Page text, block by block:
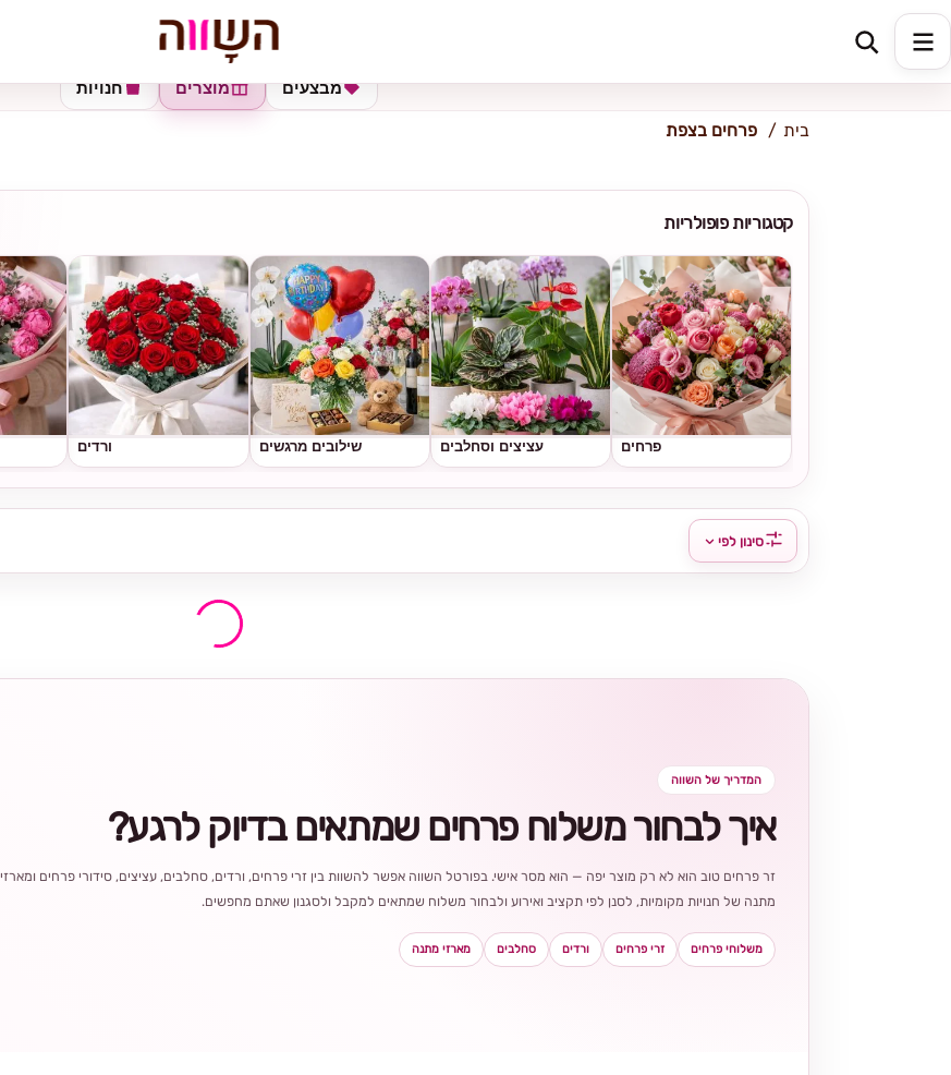
כתובת למשלוח
חנויות מוצרים מבצעים
בית פרחים בצפת
קטגוריות פופולריות
פרחים עציצים וסחלבים שילובים מרגשים ורדים
סינון לפי
המדריך של השווה
איך לבחור משלוח פרחים שמתאים בדיוק לרגע?
זר פרחים טוב הוא לא רק מוצר יפה — הוא מסר אישי. בפורטל השווה אפשר להשוות בין זרי פרחים, ורדים, סחלבים, עציצים, סידורי פרחים ומארזי
מתנה של חנויות מקומיות, לסנן לפי תקציב ואירוע ולבחור משלוח שמתאים למקבל ולסגנון שאתם מחפשים.
משלוחי פרחים זרי פרחים ורדים סחלבים מארזי מתנה